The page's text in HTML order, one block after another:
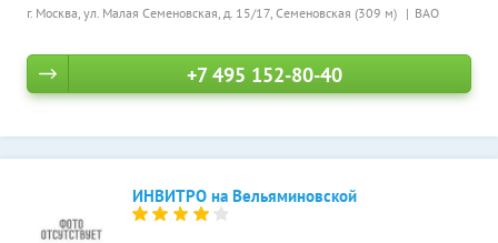
г. Москва, ул. Малая Семеновская, д. 15/17, Семеновская (309 м) ВАО
+7 495 152-80-40
ИНВИТРО на Вельяминовской